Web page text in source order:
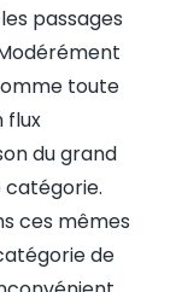
passages
toute
flux
du grand
ces mêmes
de